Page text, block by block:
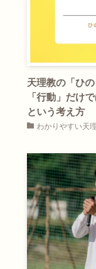
天理教の「ひ
「行動」だけ
という考え方
わかりやすい天